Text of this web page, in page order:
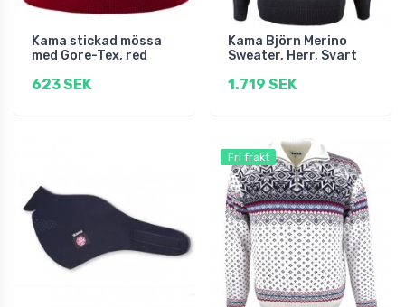
Kama stickad mössa
med Gore-Tex, red
623 SEK
Kama Björn Merino
Sweater, Herr, Svart
1.719 SEK
Fri frakt